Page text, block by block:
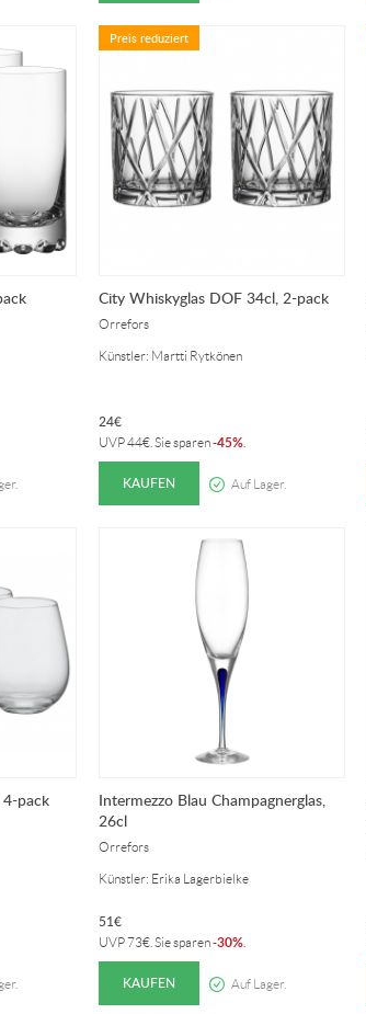
Preis reduziert
City Whiskyglas DOF 34cl, 2-pack
Orrefors
Künstler: Martti Rytkönen
24€
UVP44€ . Sie sparen-45%
KAUFEN Auf Lager.
4-pack
Intermezzo Blau Champagnerglas,
26cl
Orrefors
Künstler: Erika Lagerbielke
51€
UVP73€ . Sie sparen-30%
KAUFEN Auf Lager.